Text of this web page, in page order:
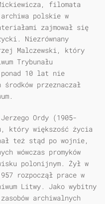
filomata
polskie w
zajmował się
Niezrównany
Malczewski, który
Trybunału
10 lat nie
przeznaczał
Ordy (1905-
który większość życia
też stąd po wojnie,
wówczas promyków
polonijnym. Żył w
rozpoczął prace w
Litwy. Jako wybitny
archiwalnych